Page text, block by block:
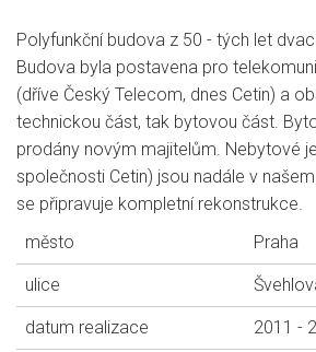
Polyfunkční budova z 50 - tých let
Budova byla postavena pro
(dříve Český Telecom, dnes Cetin) a
technickou část, tak bytovou část.
prodány novým majitelům. Nebytové
společnosti Cetin) jsou nadále v
se připravuje kompletní rekonstrukce.
město
Praha
ulice
datum realizace 2011 -